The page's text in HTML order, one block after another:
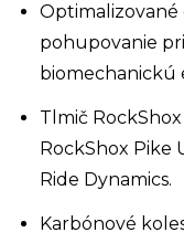
pohupovanie
biomechanickú
Tlmič
RockShox Pike
Ride Dynamics.
Karbónové